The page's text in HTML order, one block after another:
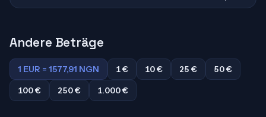
Andere Beträge
1 EUR = 1577,91 NGN 1 € 10 € 25 €
50 €
100 €
250 € 1.000 €